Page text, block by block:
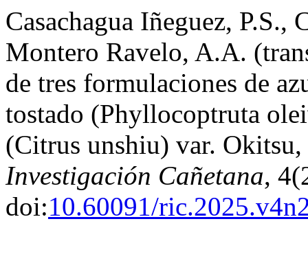
Casachagua Iñeguez, P.S.,
Montero Ravelo, A.A.
de tres formulaciones de
tostado (Phyllocoptruta
(Citrus unshiu) var. Okitsu,
Investigación Cañetana,
doi:10.60091/